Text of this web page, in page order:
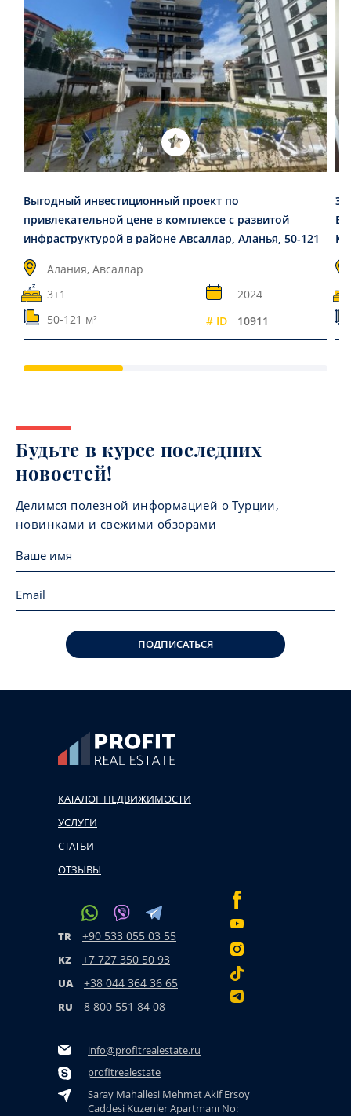
Выгодный инвестиционный проект по
привлекательной цене в комплексе с развитой
инфраструктурой в районе Авсаллар, Аланья, 50-121
м2
Алания, Авсаллар
3+1
2024
50-121 м²
# ID 10911
Будьте в курсе последних
новостей!
Делимся полезной информацией о Турции,
новинками и свежими обзорами
ПОДПИСАТЬСЯ
КАТАЛОГ НЕДВИЖИМОСТИ
УСЛУГИ
СТАТЬИ
ОТЗЫВЫ
TR +90 533 055 03 55
KZ +7 727 350 50 93
UA +38 044 364 36 65
RU 8 800 551 84 08
info@profitrealestate.ru
profitrealestate
Saray Mahallesi Mehmet Akif Ersoy
Caddesi Kuzenler Apartmanı No: